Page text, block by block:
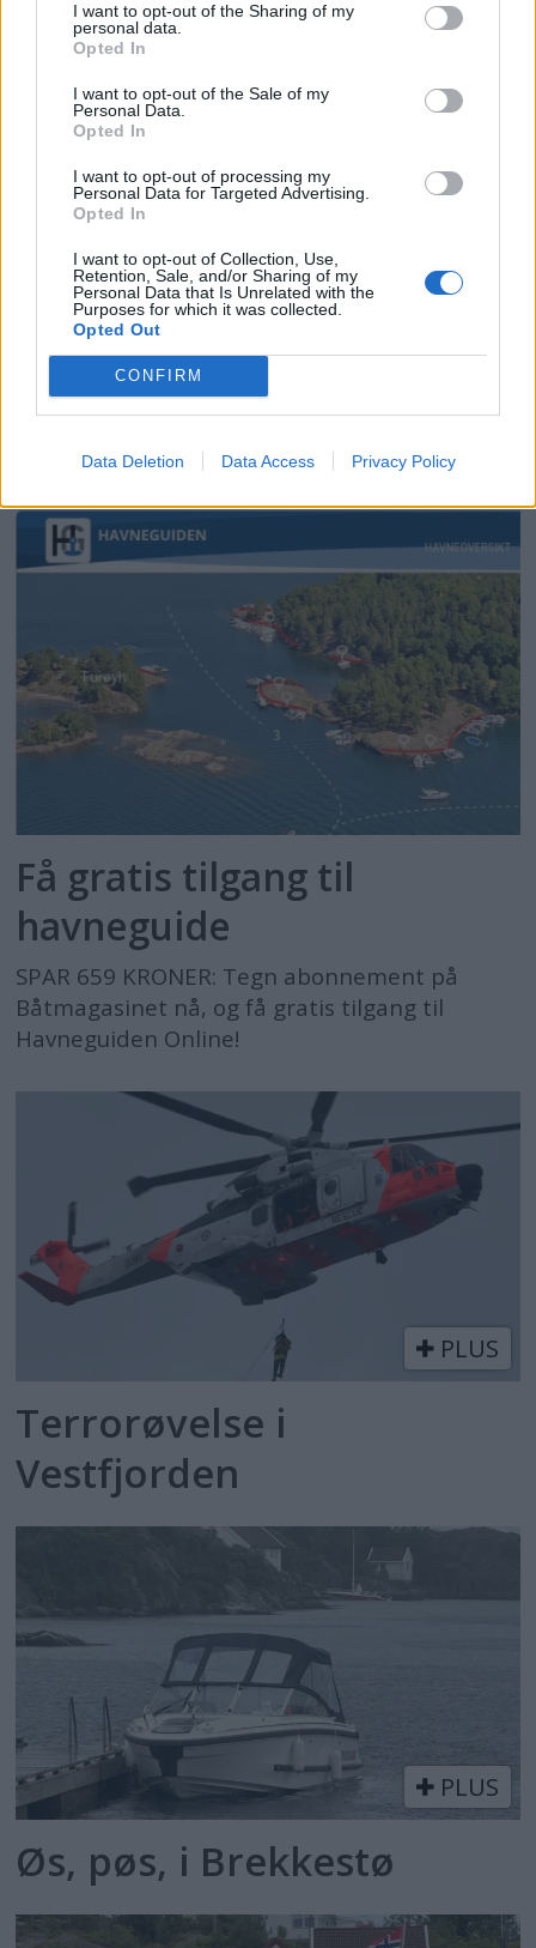
I want to opt-out of the Sharing of my
personal data.
Opted In
I want to opt-out of the Sale of my
Personal Data.
Opted In
I want to opt-out of processing my
Personal Data for Targeted Advertising.
Opted In
I want to opt-out of Collection, Use,
Retention, Sale, and/or Sharing of my
Personal Data that Is Unrelated with the
Purposes for which it was collected.
Opted Out
CONFIRM
Data Deletion Data Access Privacy Policy
En havneguide til Lofoten
ytterst på innersida
BÅTMAGASINET
Få gratis tilgang til
havneguide
SPAR 659 KRONER: Tegn abonnement på
Båtmagasinet nå, og få gratis tilgang til
Havneguiden Online!
PLUS
Terrorøvelse i
Vestfjorden
PLUS
Øs, pøs, i Brekkestø